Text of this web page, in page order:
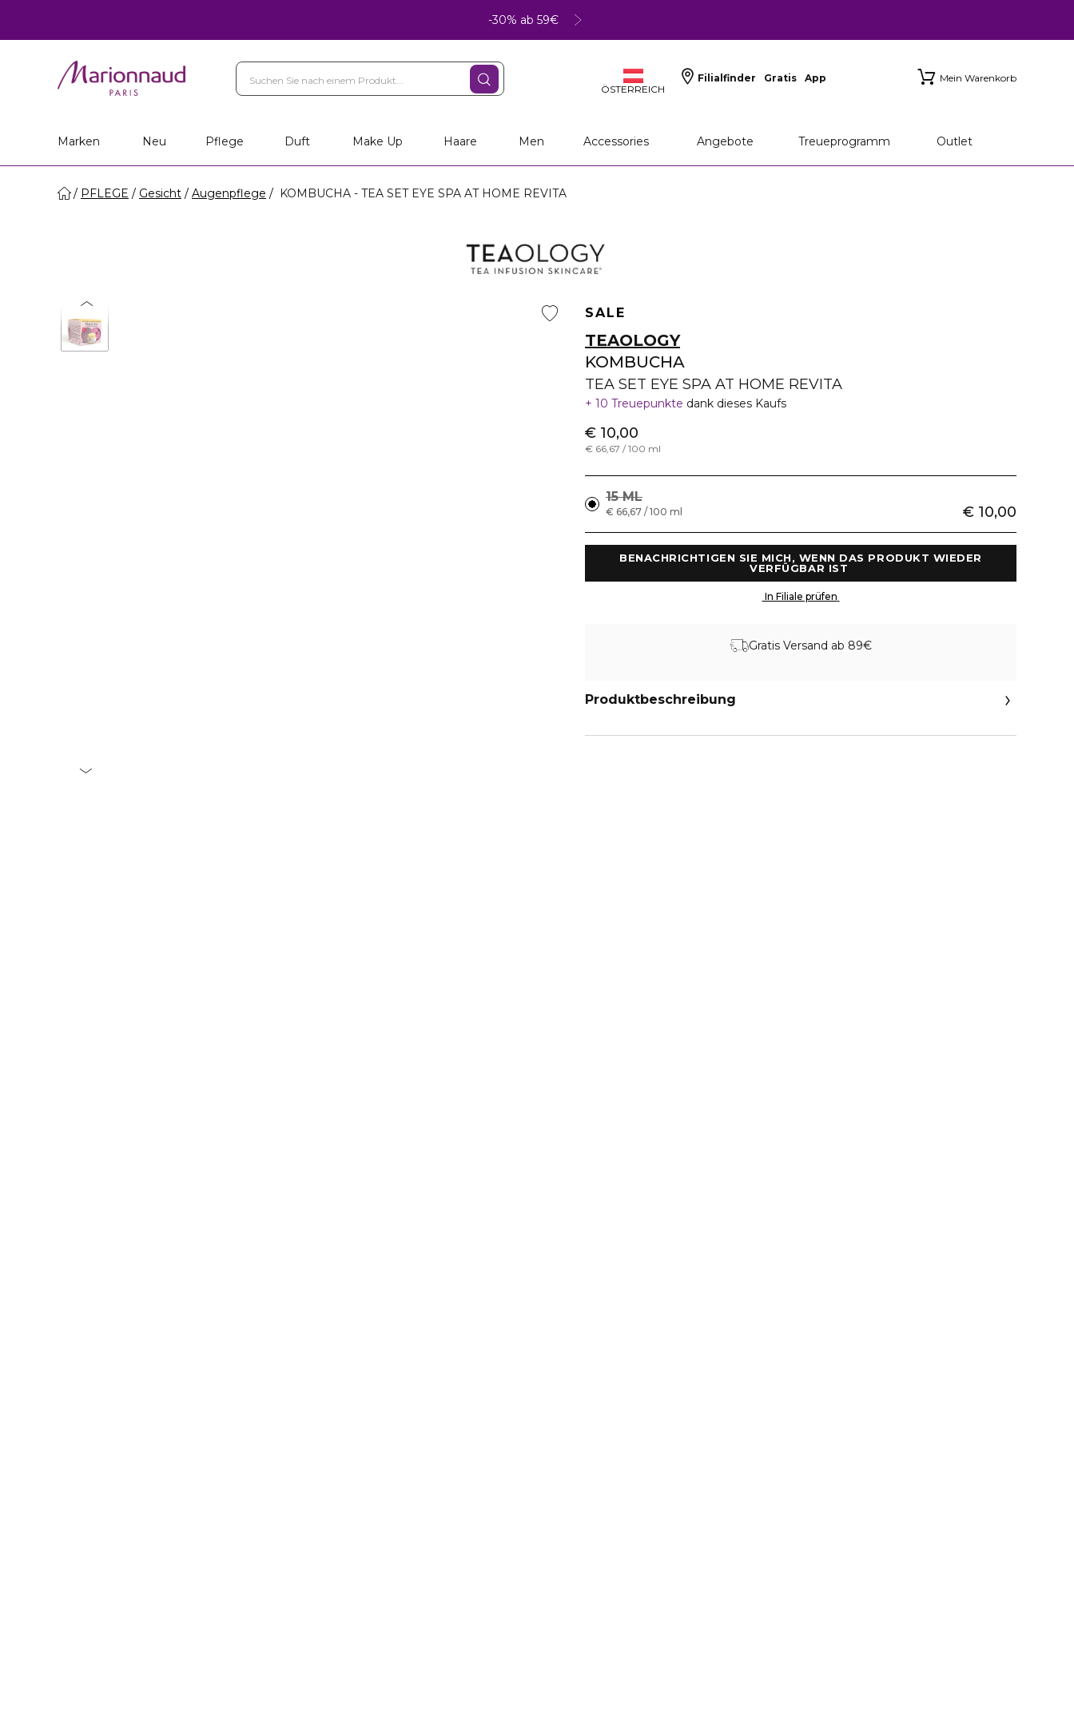
-30% ab 59€
ÖSTERREICH
Filialfinder Gratis App Mein Warenkorb
Marken Neu Pflege Duft Make Up Haare Men Accessories Angebote Treueprogramm Outlet
PFLEGE Gesicht Augenpflege KOMBUCHA - TEA SET EYE SPA AT HOME REVITA
SALE
TEAOLOGY
KOMBUCHA
TEA SET EYE SPA AT HOME REVITA
10 Treuepunkte dank dieses Kaufs
€ 10,00
€ 66,67 / 100 ml
15 ML
€ 10,00
€ 66,67 / 100 ml
BENACHRICHTIGEN SIE MICH, WENN DAS PRODUKT WIEDER
Gratis Versand ab 89€
Produktbeschreibung